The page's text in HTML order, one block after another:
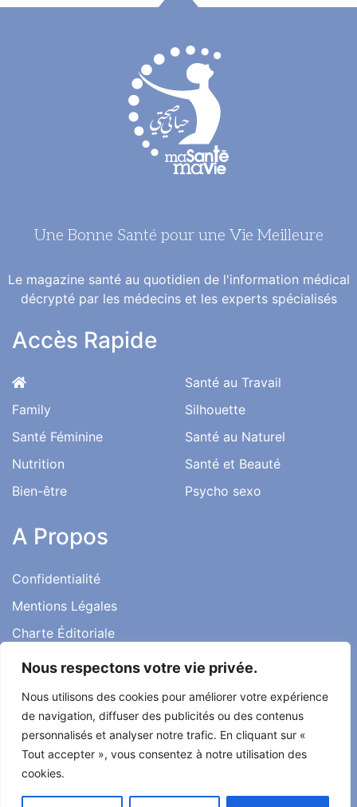
Nous respectons votre vie privée.
Nous utilisons des cookies pour améliorer votre expérience
de navigation, diffuser des publicités ou des contenus
personnalisés et analyser notre trafic. En cliquant sur «
Tout accepter », vous consentez à notre utilisation des
cookies.
Une Bonne Santé pour une Vie Meilleure
Le magazine santé au quotidien de l'information médical
décrypté par les médecins et les experts spécialisés
Accès Rapide
Family
Santé Féminine
Nutrition
Bien-être
Santé au Travail
Silhouette
Santé au Naturel
Santé et Beauté
Psycho sexo
A Propos
Confidentialité
Mentions Légales
Charte Éditoriale
Conditions d’utilisation
Témoignages
Tout droit réservé ma santé ma vie 2022